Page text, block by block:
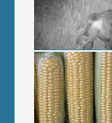
Átadták a Szebb